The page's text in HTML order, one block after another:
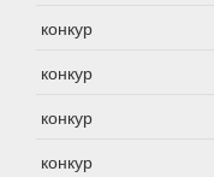
конкур
конкур
конкур
конкур